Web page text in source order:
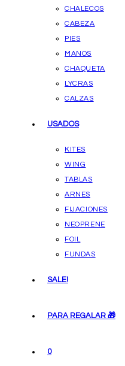
CHALECOS
CABEZA
PIES
MANOS
CHAQUETA
LYCRAS
CALZAS
USADOS
KITES
WING
TABLAS
ARNES
FIJACIONES
NEOPRENE
FOIL
FUNDAS
SALE!
PARA REGALAR 🎁
0